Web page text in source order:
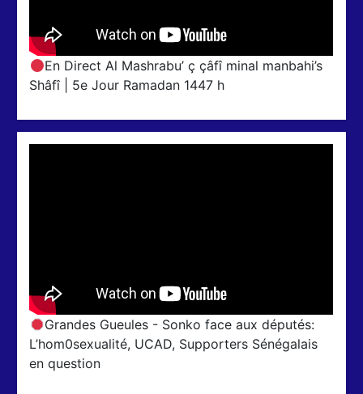
En Direct Al Mashrabu’ ç çâfî minal manbahi’s
Shâfî | 5e Jour Ramadan 1447 h
Grandes Gueules - Sonko face aux députés:
L’hom0sexualité, UCAD, Supporters Sénégalais
en question